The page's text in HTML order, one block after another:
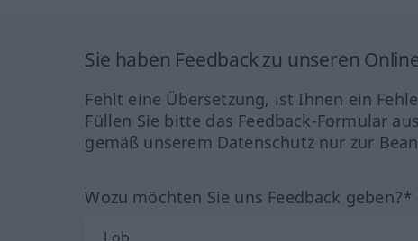
Sie haben Feedback zu unseren
Fehlt eine Übersetzung, ist Ihnen ein
Füllen Sie bitte das Feedback-Formular
gemäß unserem Datenschutz nur zur
Wozu möchten Sie uns Feedback geben?*